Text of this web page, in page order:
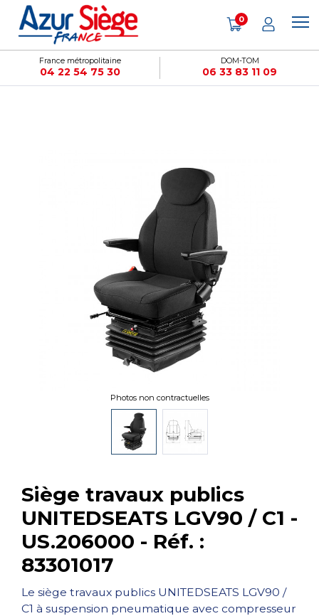
France métropolitaine
04 22 54 75 30
DOM-TOM
06 33 83 11 09
0
Siège travaux publics
UNITEDSEATS LGV90 / C1 -
US.206000 - Réf. :
83301017
Le siège travaux publics UNITEDSEATS LGV90 /
C1 à suspension pneumatique avec compresseur
Photos non contractuelles
Panneau de gestion des cookies